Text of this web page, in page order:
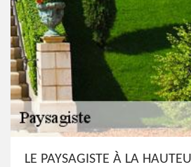
LE PAYSAGISTE À LA